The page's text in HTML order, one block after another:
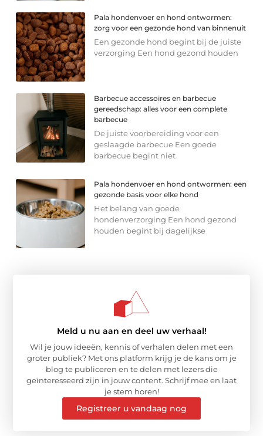
Pala hondenvoer en hond ontwormen:
zorg voor een gezonde hond van binnenuit
Een gezonde hond begint bij de juiste
verzorging Een hond gezond houden
Barbecue accessoires en barbecue
gereedschap: alles voor een complete
barbecue
De juiste voorbereiding voor een
geslaagde barbecue Een goede
barbecue begint niet
Pala hondenvoer en hond ontwormen: een
gezonde basis voor elke hond
Het belang van goede
hondenverzorging Een hond gezond
houden begint bij dagelijkse
Meld u nu aan en deel uw verhaal!
Wil je jouw ideeën, kennis of verhalen delen met een
groter publiek? Met ons platform krijg je de kans om je
blog te publiceren en te delen met lezers die
geïnteresseerd zijn in jouw content. Schrijf mee en laat
je stem horen!
Registreer u vandaag nog